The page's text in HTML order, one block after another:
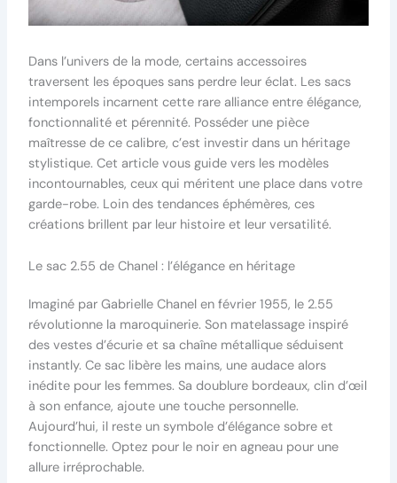
Dans l’univers de la mode, certains accessoires
traversent les époques sans perdre leur éclat. Les sacs
intemporels incarnent cette rare alliance entre élégance,
fonctionnalité et pérennité. Posséder une pièce
maîtresse de ce calibre, c’est investir dans un héritage
stylistique. Cet article vous guide vers les modèles
incontournables, ceux qui méritent une place dans votre
garde-robe. Loin des tendances éphémères, ces
créations brillent par leur histoire et leur versatilité.
Le sac 2.55 de Chanel : l’élégance en héritage
Imaginé par Gabrielle Chanel en février 1955, le 2.55
révolutionne la maroquinerie. Son matelassage inspiré
des vestes d’écurie et sa chaîne métallique séduisent
instantly. Ce sac libère les mains, une audace alors
inédite pour les femmes. Sa doublure bordeaux, clin d’œil
à son enfance, ajoute une touche personnelle.
Aujourd’hui, il reste un symbole d’élégance sobre et
fonctionnelle. Optez pour le noir en agneau pour une
allure irréprochable.